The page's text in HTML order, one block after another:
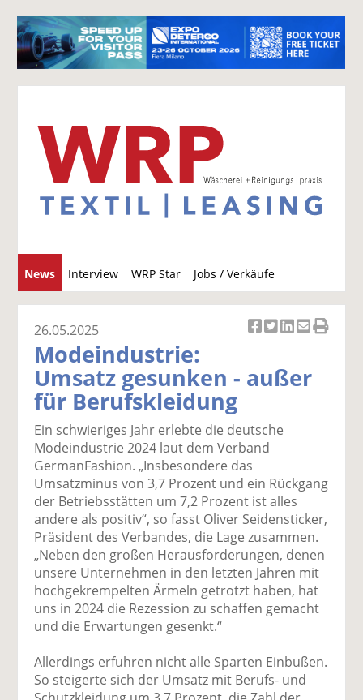
News Interview WRP Star Jobs / Verkäufe
u
c
k
uf
F
ac
e
b
o
o
k
te
il
e
k
wi
tt
n
k
uf
k
e
di
n
te
il
e
n
k
ai
l
v
er
se
n
d
e
n
26.05.2025
Modeindustrie:
Umsatz gesunken - außer
für Berufskleidung
Ein schwieriges Jahr erlebte die deutsche
Modeindustrie 2024 laut dem Verband
GermanFashion. „Insbesondere das
Umsatzminus von 3,7 Prozent und ein Rückgang
der Betriebsstätten um 7,2 Prozent ist alles
andere als positiv“, so fasst Oliver Seidensticker,
Präsident des Verbandes, die Lage zusammen.
„Neben den großen Herausforderungen, denen
unsere Unternehmen in den letzten Jahren mit
hochgekrempelten Ärmeln getrotzt haben, hat
uns in 2024 die Rezession zu schaffen gemacht
und die Erwartungen gesenkt.“
Allerdings erfuhren nicht alle Sparten Einbußen.
So steigerte sich der Umsatz mit Berufs- und